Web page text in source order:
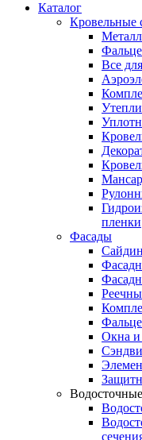
Каталог
Кровельные
Все
пленки
Фасады
Окна и